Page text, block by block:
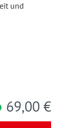
und
69,00 €